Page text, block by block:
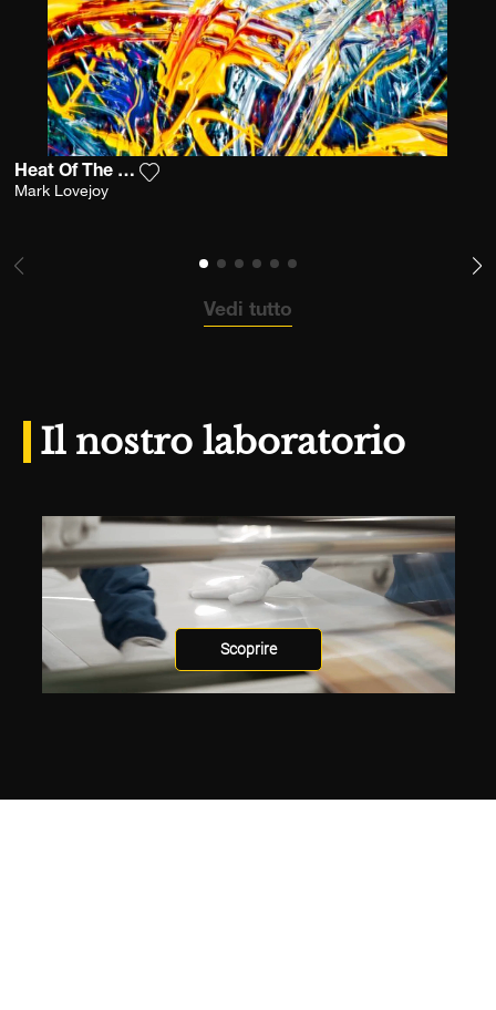
Heat Of The Moment
Mark Lovejoy
Vedi tutto
Il nostro laboratorio
Scoprire